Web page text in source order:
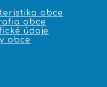
obce
obce
údaje
obce